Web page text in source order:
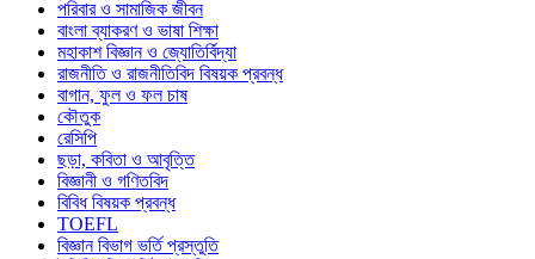
পরিবার ও সামাজিক জীবন
বাংলা ব্যাকরণ ও ভাষা শিক্ষা
মহাকাশ বিজ্ঞান ও জ্যোতির্বিদ্যা
রাজনীতি ও রাজনীতিবিদ বিষয়ক প্রবন্ধ
বাগান, ফুল ও ফল চাষ
কৌতুক
রেসিপি
ছড়া, কবিতা ও আবৃত্তি
বিজ্ঞানী ও গণিতবিদ
বিবিধ বিষয়ক প্রবন্ধ
TOEFL
বিজ্ঞান বিভাগ ভর্তি প্রস্তুতি